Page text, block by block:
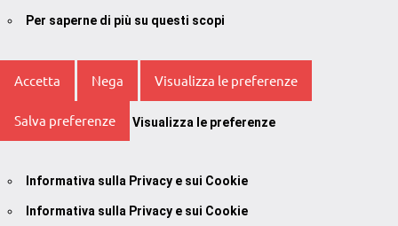
Per saperne di più su questi scopi
Accetta Nega Visualizza le preferenze
Salva preferenze Visualizza le preferenze
Informativa sulla Privacy e sui Cookie
Informativa sulla Privacy e sui Cookie